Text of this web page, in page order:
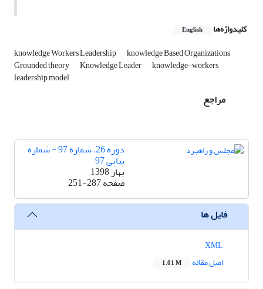
کلیدواژه‌ها English
knowledge Workers Leadership knowledge Based Organizations
Grounded theory Knowledge Leader knowledge-workers
leadership model
مراجع
دوره 26، شماره 97 - شماره
پیاپی 97
بهار 1398
صفحه251-287
فایل ها
اصل مقاله
1.01 M